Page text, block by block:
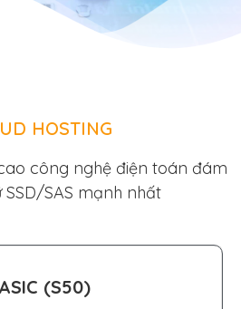
HOSTING
công nghệ điện toán đám
SAS mạnh nhất
(S50)